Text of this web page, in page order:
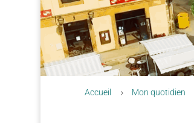
Accueil 5 Mon quotidien